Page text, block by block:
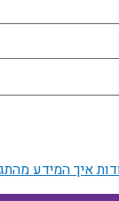
איך המידע